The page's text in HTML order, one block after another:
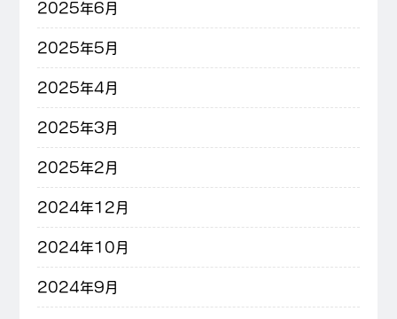
2025年6月
2025年5月
2025年4月
2025年3月
2025年2月
2024年12月
2024年10月
2024年9月